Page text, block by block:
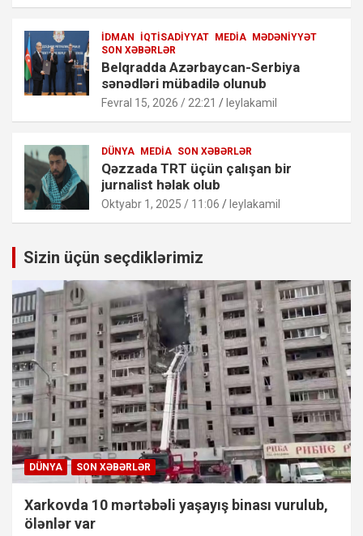
İDMAN İQTISADIYYAT MEDIA MƏDƏNIYYƏT
SON XƏBƏRLƏR
Belqradda Azərbaycan-Serbiya
sənədləri mübadilə olunub
Fevral 15, 2026 / 22:21 leylakamil
DÜNYA MEDIA SON XƏBƏRLƏR
Qəzzada TRT üçün çalışan bir
jurnalist həlak olub
Oktyabr 1, 2025 / 11:06 leylakamil
Sizin üçün seçdiklərimiz
DÜNYA SON XƏBƏRLƏR
Xarkovda 10 mərtəbəli yaşayış binası vurulub,
ölənlər var